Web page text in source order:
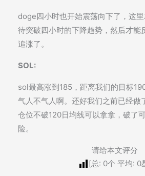
doge四小时也开始震荡向下了，这
待突破四小时的下降趋势，然后才能
追涨了。
SOL:
sol最高涨到185，距离我们的目标
气人不气人啊。还好我们之前已经做
仓位不破120日均线可以拿拿，破了
险。
请给本文评分
[总: 0个 平均: 0